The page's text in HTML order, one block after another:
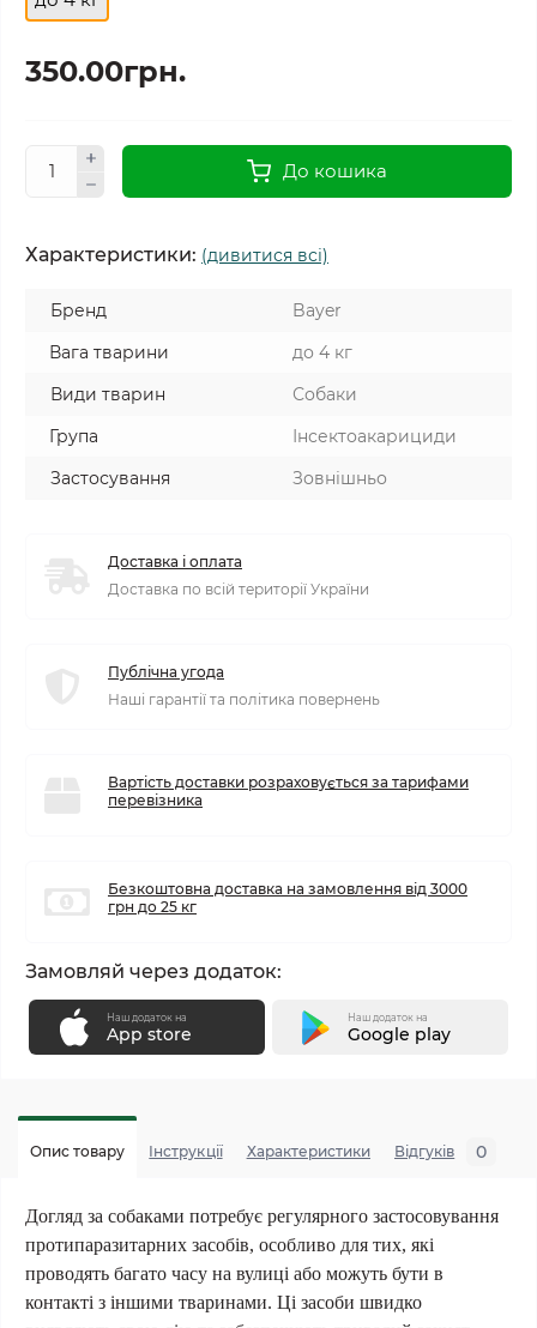
350.00грн.
До кошика
Характеристики: (дивитися всі)
Бренд
Bayer
Вага тварини
до 4 кг
Види тварин
Собаки
Група
Інсектоакарициди
Застосування
Зовнішньо
Доставка і оплата
Доставка по всій території України
Публічна угода
Наші гарантії та політика повернень
Вартість доставки розраховується за тарифами
перевізника
Безкоштовна доставка на замовлення від 3000
грн до 25 кг
Замовляй через додаток:
Наш додаток на
App store
Наш додаток на
Google play
Опис товару Інструкції Характеристики Відгуків 0
Догляд за собаками потребує регулярного застосовування
протипаразитарних засобів, особливо для тих, які
проводять багато часу на вулиці або можуть бути в
контакті з іншими тваринами. Ці засоби швидко